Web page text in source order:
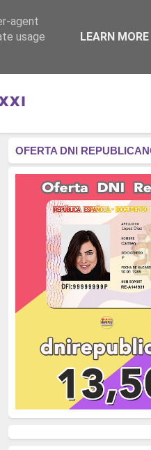
RÉGIMEN - MONARQUÍA
OFERTA DNI
agent
usage
LEARN MORE